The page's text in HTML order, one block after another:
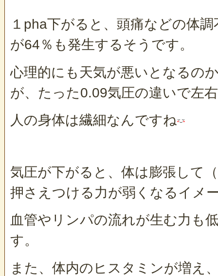
１pha下がると、頭痛などの体
が64％も発生するそうです。
心理的にも天気が悪いとなるの
が、たった0.09気圧の違いで左
人の身体は繊細なんですね
気圧が下がると、体は膨張して
押さえつける力が弱くなるイメ
血管やリンパの流れが生む力も
す。
また、体内のヒスタミンが増え